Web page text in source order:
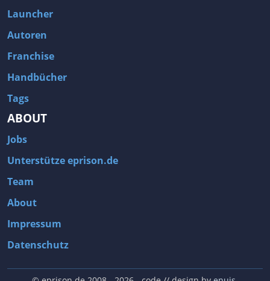
Launcher
Autoren
Franchise
Handbücher
Tags
ABOUT
Jobs
Unterstütze eprison.de
Team
About
Impressum
Datenschutz